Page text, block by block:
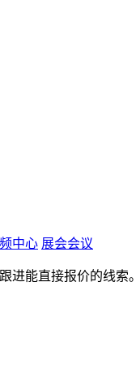
中心 展会会议
进能直接报价的线索。